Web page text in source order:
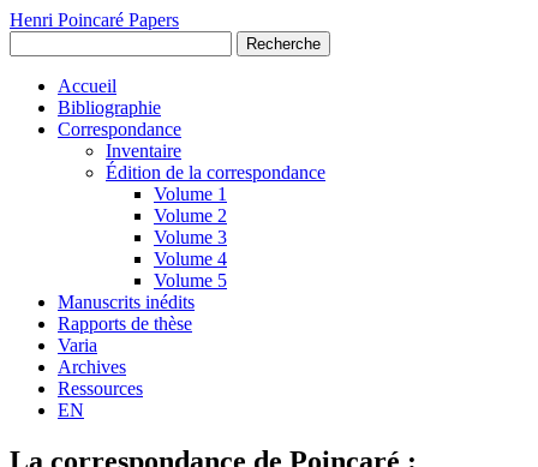
Henri Poincaré Papers
Recherche
Accueil
Bibliographie
Correspondance
Inventaire
Édition de la correspondance
Volume 1
Volume 2
Volume 3
Volume 4
Volume 5
Manuscrits inédits
Rapports de thèse
Varia
Archives
Ressources
EN